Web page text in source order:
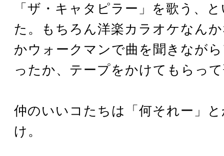
「ザ・キャタピラー」を歌う、
た。もちろん洋楽カラオケなん
かウォークマンで曲を聞きなが
ったか、テープをかけてもらっ
仲のいいコたちは「何それー」
け。